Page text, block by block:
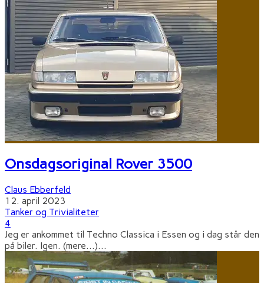
Onsdagsoriginal Rover 3500
Claus Ebberfeld
12. april 2023
Tanker og Trivialiteter
4
Jeg er ankommet til Techno Classica i Essen og i dag står den
på biler. Igen. (mere…)...